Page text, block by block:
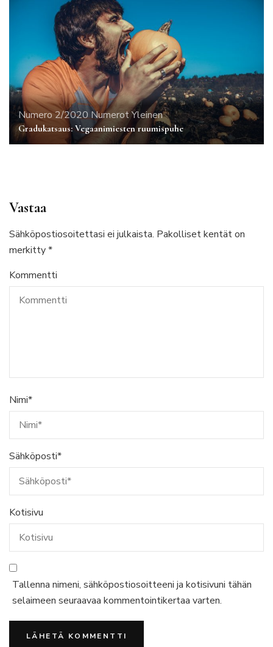
Numero 2/2020NumerotYleinen
Gradukatsaus: Vegaanimiesten ruumispuhe
Vastaa
Sähköpostiosoitettasi ei julkaista. Pakolliset kentät on
merkitty*
Kommentti
Nimi*
Sähköposti*
Kotisivu
Tallenna nimeni, sähköpostiosoitteeni ja kotisivuni tähän
selaimeen seuraavaa kommentointikertaa varten.